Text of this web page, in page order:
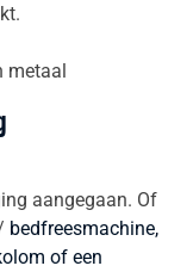
aangegaan. Of
bedfreesmachine,
of een